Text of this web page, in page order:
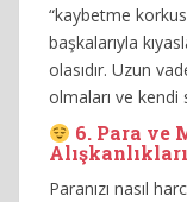
“kaybetme
başkalarıyla
olasıdır. Uzun
olmaları ve kendi
6. Para ve
Paranızı nasıl